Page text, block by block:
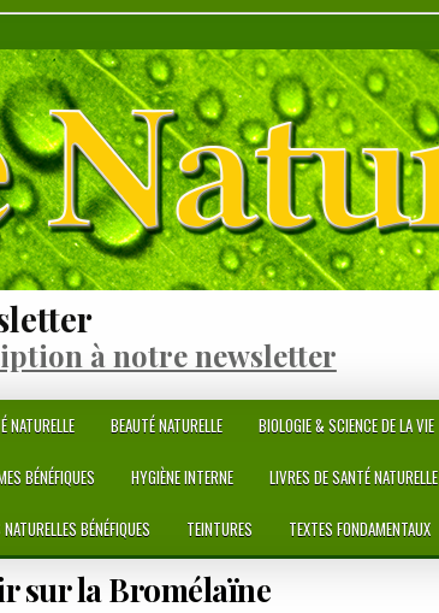
à notre newsletter
NATURELLE BEAUTÉ NATURELLE BIOLOGIE & SCIENCE DE LA VIE
BÉNÉFIQUES HYGIÈNE INTERNE LIVRES DE SANTÉ NATURELLE
BÉNÉFIQUES TEINTURES TEXTES FONDAMENTAUX
sur la Bromélaïne